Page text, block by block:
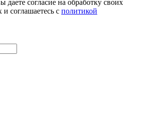
согласие на обработку своих
соглашаетесь с политикой